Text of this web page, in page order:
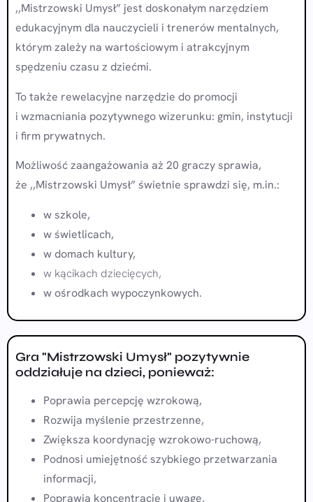
,,Mistrzowski Umysł” jest doskonałym narzędziem
edukacyjnym dla nauczycieli i trenerów mentalnych,
którym zależy na wartościowym i atrakcyjnym
spędzeniu czasu z dziećmi.
To także rewelacyjne narzędzie do promocji
i wzmacniania pozytywnego wizerunku: gmin, instytucji
i firm prywatnych.
Możliwość zaangażowania aż 20 graczy sprawia,
że ,,Mistrzowski Umysł” świetnie sprawdzi się, m.in.:
w szkole,
w świetlicach,
w domach kultury,
w kącikach dziecięcych,
w ośrodkach wypoczynkowych.
Gra "Mistrzowski Umysł" pozytywnie
oddziałuje na dzieci, ponieważ:
Poprawia percepcję wzrokową,
Rozwija myślenie przestrzenne,
Zwiększa koordynację wzrokowo-ruchową,
Podnosi umiejętność szybkiego przetwarzania
informacji,
Poprawia koncentrację i uwagę,